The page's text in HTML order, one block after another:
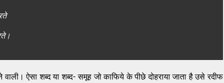
ऐसा शब्द या शब्द- समूह जो काफिये के पीछे दोहराया जाता है उसे रदीफ